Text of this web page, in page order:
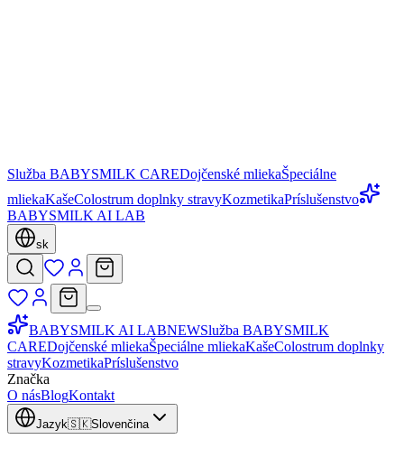
Služba BABYSMILK CAREDojčenské mliekaŠpeciálne
mliekaKašeColostrum doplnky stravyKozmetikaPríslušenstvo
BABYSMILK AI LAB
sk
BABYSMILK AI LABNEWSlužba BABYSMILK
CAREDojčenské mliekaŠpeciálne mliekaKašeColostrum doplnky
stravyKozmetikaPríslušenstvo
Značka
O násBlogKontakt
Jazyk🇸🇰Slovenčina